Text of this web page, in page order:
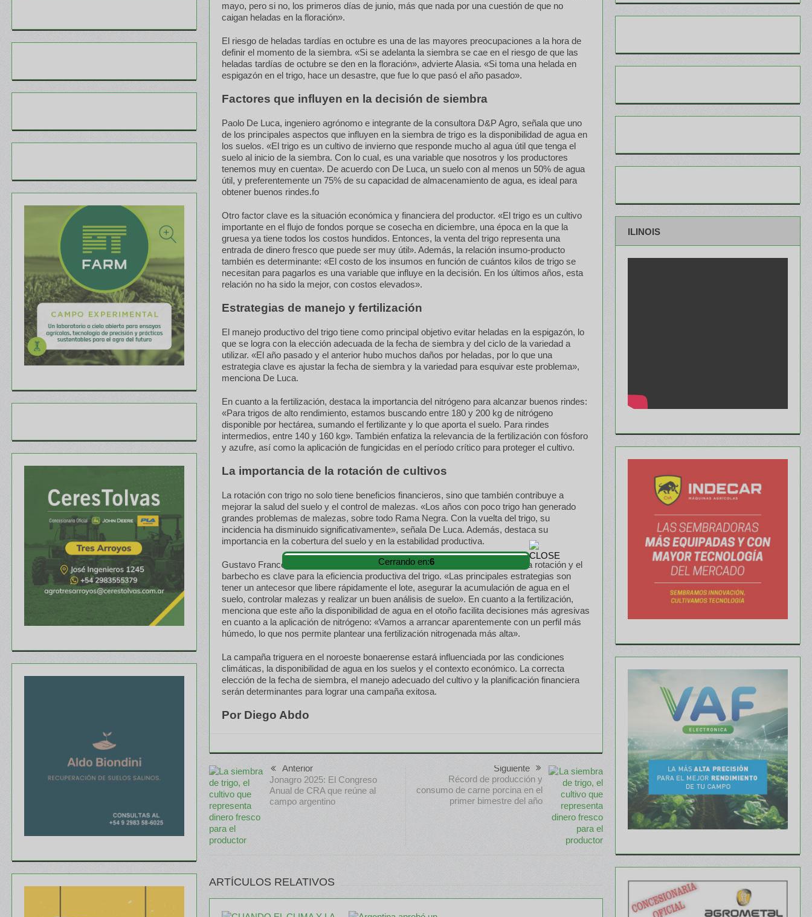
mayo, pero si no, los primeros días de junio, más que nada por una cuestión de que no
caigan heladas en la floración».
El riesgo de heladas tardías en octubre es una de las mayores preocupaciones a la hora de
definir el momento de la siembra. «Si se adelanta la siembra se cae en el riesgo de que las
heladas tardías de octubre se den en la floración», advierte Alasia. «Si toma una helada en
espigazón en el trigo, hace un desastre, que fue lo que pasó el año pasado».
Factores que influyen en la decisión de siembra
Paolo De Luca, ingeniero agrónomo e integrante de la consultora D&P Agro, señala que uno
de los principales aspectos que influyen en la siembra de trigo es la disponibilidad de agua en
los suelos. «El trigo es un cultivo de invierno que responde mucho al agua útil que tenga el
suelo al inicio de la siembra. Con lo cual, es una variable que nosotros y los productores
tenemos muy en cuenta». De acuerdo con De Luca, un suelo con al menos un 50% de agua
útil, y preferentemente un 75% de su capacidad de almacenamiento de agua, es ideal para
obtener buenos rindes.fo
Otro factor clave es la situación económica y financiera del productor. «El trigo es un cultivo
importante en el flujo de fondos porque se cosecha en diciembre, una época en la que la
gruesa ya tiene todos los costos hundidos. Entonces, la venta del trigo representa una
entrada de dinero fresco que puede ser muy útil». Además, la relación insumo-producto
también es determinante: «El costo de los insumos en función de cuántos kilos de trigo se
necesitan para pagarlos es una variable que influye en la decisión. En los últimos años, esta
relación no ha sido la mejor, con costos elevados».
Estrategias de manejo y fertilización
El manejo productivo del trigo tiene como principal objetivo evitar heladas en la espigazón, lo
que se logra con la elección adecuada de la fecha de siembra y del ciclo de la variedad a
utilizar. «El año pasado y el anterior hubo muchos daños por heladas, por lo que una
estrategia clave es ajustar la fecha de siembra y la variedad para esquivar este problema»,
menciona De Luca.
En cuanto a la fertilización, destaca la importancia del nitrógeno para alcanzar buenos rindes:
«Para trigos de alto rendimiento, estamos buscando entre 180 y 200 kg de nitrógeno
disponible por hectárea, sumando el fertilizante y lo que aporta el suelo. Para rindes
intermedios, entre 140 y 160 kg». También enfatiza la relevancia de la fertilización con fósforo
y azufre, así como la aplicación de fungicidas en el período crítico para proteger el cultivo.
La importancia de la rotación de cultivos
La rotación con trigo no solo tiene beneficios financieros, sino que también contribuye a
mejorar la salud del suelo y el control de malezas. «Los años con poco trigo han generado
grandes problemas de malezas, sobre todo Rama Negra. Con la vuelta del trigo, su
incidencia ha disminuido significativamente», señala De Luca. Además, destaca su
importancia en la cobertura del suelo y en la estabilidad productiva.
Gustavo Franco, ingeniero agrónomo, resalta que una buena planificación de la rotación y el
barbecho es clave para la eficiencia productiva del trigo. «Las principales estrategias son
tener un antecesor que libere rápidamente el lote, asegurar la acumulación de agua en el
suelo, controlar malezas y realizar un buen análisis de suelo». En cuanto a la fertilización,
menciona que este año la disponibilidad de agua en el otoño facilita decisiones más agresivas
en cuanto a la aplicación de nitrógeno: «Vamos a arrancar aparentemente con un perfil más
húmedo, lo que nos permite plantear una fertilización nitrogenada más alta».
La campaña triguera en el noroeste bonaerense estará influenciada por las condiciones
climáticas, la disponibilidad de agua en los suelos y el contexto económico. La correcta
elección de la fecha de siembra, el manejo adecuado del cultivo y la planificación financiera
serán determinantes para lograr una campaña exitosa.
Por Diego Abdo
Anterior
Jonagro 2025: El Congreso
Anual de CRA que reúne al
campo argentino
Siguiente
Récord de producción y
consumo de carne porcina en el
primer bimestre del año
ARTÍCULOS RELATIVOS
ILINOIS
Cerrando en:5